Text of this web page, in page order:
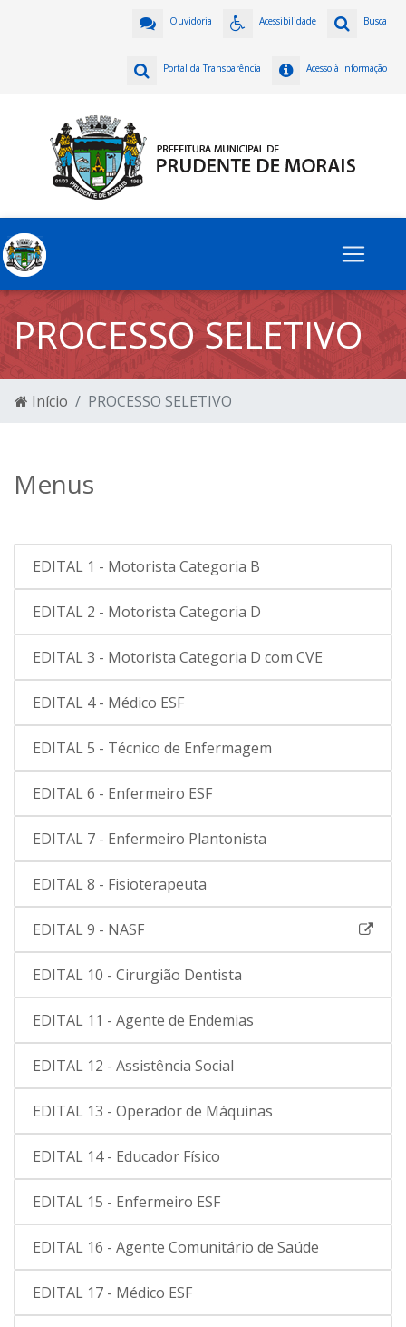
Busca
Acessibilidade
Ouvidoria
Acesso à Informação
Portal da Transparência
PROCESSO SELETIVO
Início PROCESSO SELETIVO
Menus
EDITAL 1 - Motorista Categoria B
EDITAL 2 - Motorista Categoria D
EDITAL 3 - Motorista Categoria D com CVE
EDITAL 4 - Médico ESF
EDITAL 5 - Técnico de Enfermagem
EDITAL 6 - Enfermeiro ESF
EDITAL 7 - Enfermeiro Plantonista
EDITAL 8 - Fisioterapeuta
EDITAL 9 - NASF
EDITAL 10 - Cirurgião Dentista
EDITAL 11 - Agente de Endemias
EDITAL 12 - Assistência Social
EDITAL 13 - Operador de Máquinas
EDITAL 14 - Educador Físico
EDITAL 15 - Enfermeiro ESF
EDITAL 16 - Agente Comunitário de Saúde
EDITAL 17 - Médico ESF